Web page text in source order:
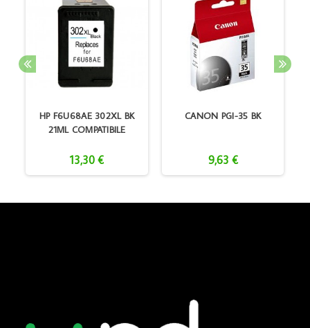
HP F6U68AE 302XL BK
21ML COMPATIBILE
13,30 €
CANON PGI-35 BK
9,63 €